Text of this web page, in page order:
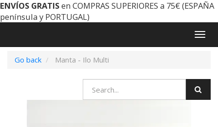
ENVÍOS GRATISen COMPRAS SUPERIORES a 75€ (ESPAÑA
península y PORTUGAL)
Go back
Manta - Ilo Multi